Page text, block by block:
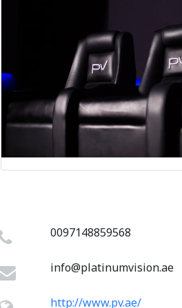
0097148859568
info@platinumvision.ae
http://www.pv.ae/